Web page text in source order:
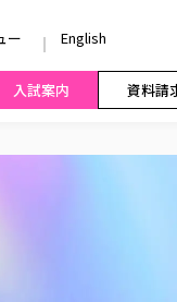
ー English
入試案内 資料請